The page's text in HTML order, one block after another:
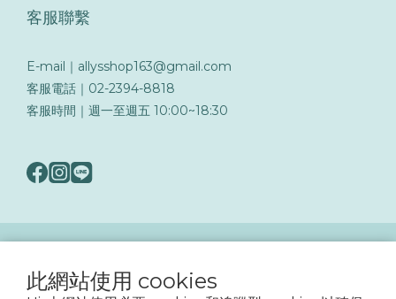
此網站使用 cookies
客服聯繫
E-mail｜allysshop163@gmail.com
客服電話｜02-2394-8818
客服時間｜週一至週五 10:00~18:30
安全